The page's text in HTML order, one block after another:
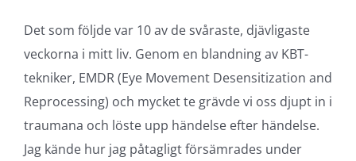
Det som följde var 10 av de svåraste, djävligaste
veckorna i mitt liv. Genom en blandning av KBT-
tekniker, EMDR (Eye Movement Desensitization and
Reprocessing) och mycket te grävde vi oss djupt in i
traumana och löste upp händelse efter händelse.
Jag kände hur jag påtagligt försämrades under